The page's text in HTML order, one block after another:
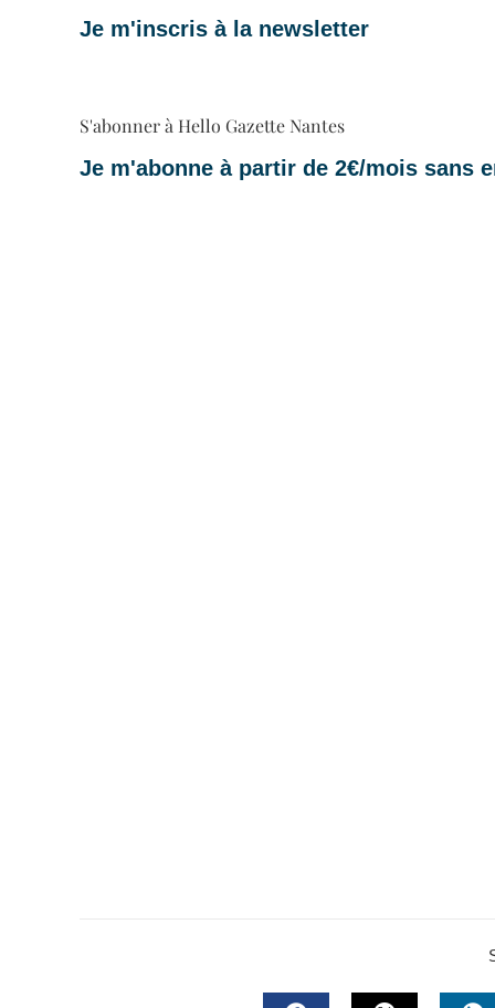
Je m'inscris à la newsletter
S'abonner à Hello Gazette Nantes
Je m'abonne à partir de 2€/mois sans